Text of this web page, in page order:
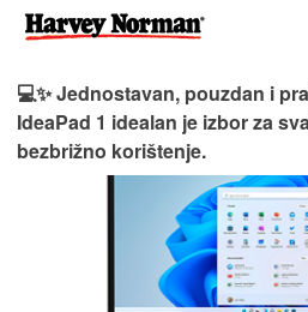
💻✨ Jednostavan, pouzdan i
IdeaPad 1 idealan je izbor za
bezbrižno korištenje.